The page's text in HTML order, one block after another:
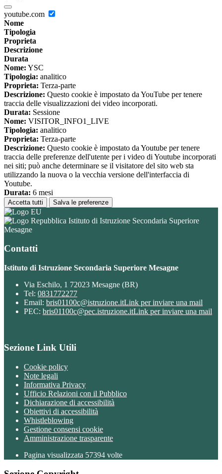
youtube.com
Nome
Tipologia
Proprieta
Descrizione
Durata
Nome: YSC
Tipologia: analitico
Proprieta: Terza-parte
Descrizione: Questo cookie è impostato da YouTube per tenere
traccia delle visualizzazioni dei video incorporati.
Durata: Sessione
Nome: VISITOR_INFO1_LIVE
Tipologia: analitico
Proprieta: Terza-parte
Descrizione: Questo cookie è impostato da Youtube per tenere
traccia delle preferenze dell'utente per i video di Youtube incorporati
nei siti; può anche determinare se il visitatore del sito web sta
utilizzando la nuova o la vecchia versione dell'interfaccia di
Youtube.
Durata: 6 mesi
Accetta tutti Salva le preferenze
Istituto di Istruzione Secondaria Superiore
Mesagne
Contatti
Istituto di Istruzione Secondaria Superiore Mesagne
Via Eschilo, 1 72023 Mesagne (BR)
Tel: 0831772277
Email: bris01100c@istruzione.itLink per inviare una mail
PEC: bris01100c@pec.istruzione.itLink per inviare una mail
Sezione Link Utili
Cookie policy
Note legali
Informativa Privacy
Ufficio Relazioni con il Pubblico
Dichiarazione di accessibilità
Obiettivi di accessibilità
Whistleblowing
Gestione consensi cookie
Amministrazione trasparente
Pagina visualizzata 57394 volte